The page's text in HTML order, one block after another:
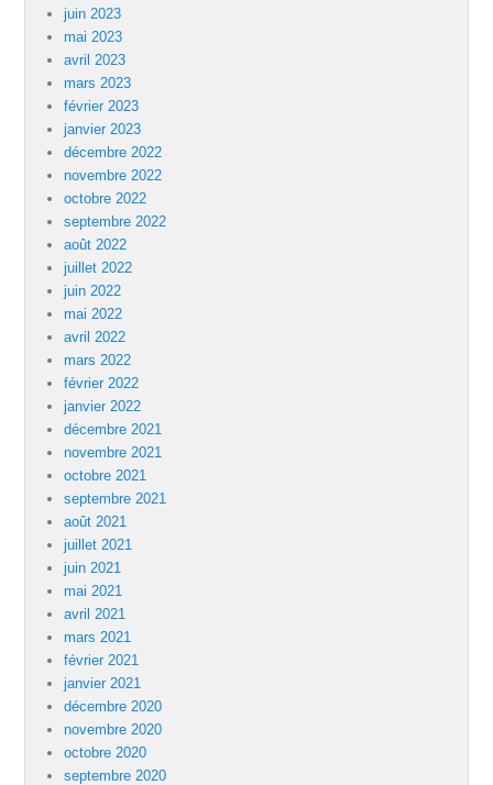
juin 2023
mai 2023
avril 2023
mars 2023
février 2023
janvier 2023
décembre 2022
novembre 2022
octobre 2022
septembre 2022
août 2022
juillet 2022
juin 2022
mai 2022
avril 2022
mars 2022
février 2022
janvier 2022
décembre 2021
novembre 2021
octobre 2021
septembre 2021
août 2021
juillet 2021
juin 2021
mai 2021
avril 2021
mars 2021
février 2021
janvier 2021
décembre 2020
novembre 2020
octobre 2020
septembre 2020